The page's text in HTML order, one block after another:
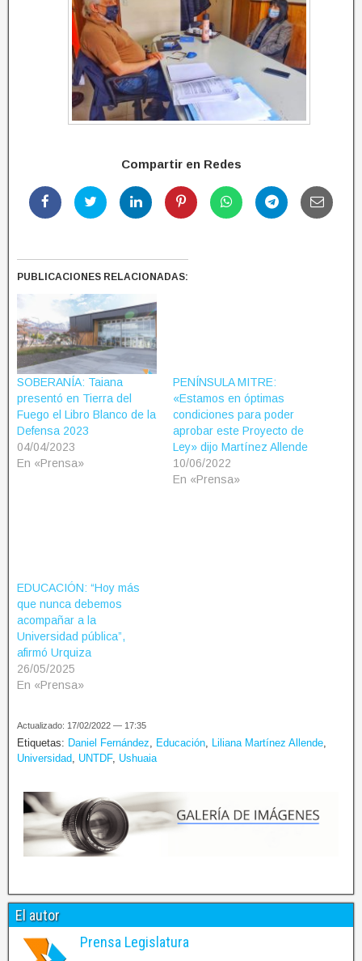
Compartir en Redes
PUBLICACIONES RELACIONADAS:
SOBERANÍA: Taiana
presentó en Tierra del
Fuego el Libro Blanco de la
Defensa 2023
04/04/2023
En «Prensa»
PENÍNSULA MITRE:
«Estamos en óptimas
condiciones para poder
aprobar este Proyecto de
Ley» dijo Martínez Allende
10/06/2022
En «Prensa»
EDUCACIÓN: “Hoy más
que nunca debemos
acompañar a la
Universidad pública”,
afirmó Urquiza
26/05/2025
En «Prensa»
Actualizado: 17/02/2022 — 17:35
Etiquetas: Daniel Fernández, Educación, Liliana Martínez Allende,
Universidad, UNTDF, Ushuaia
El autor
Prensa Legislatura